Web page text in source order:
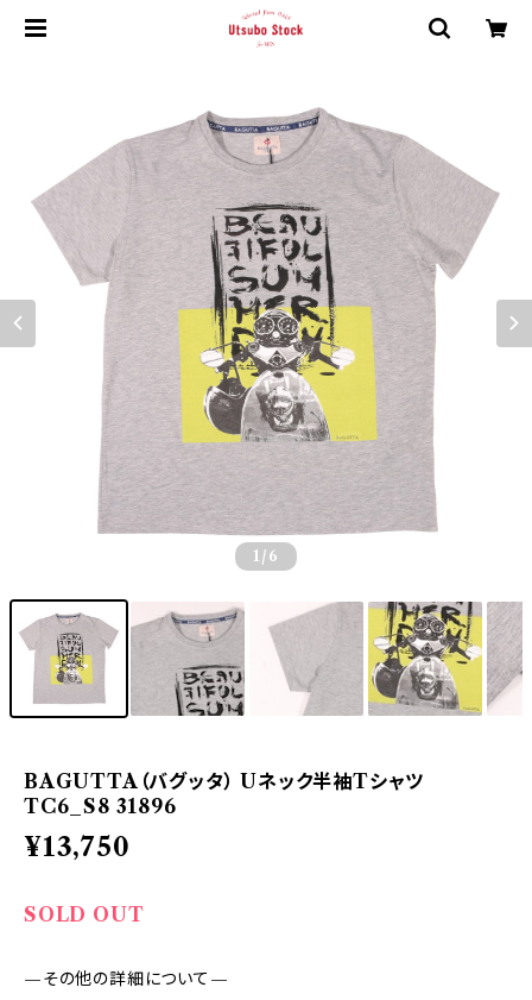
1 /6
BAGUTTA（バグッタ） Uネック半袖Tシャツ
TC6_S8 31896
¥13,750
SOLD OUT
—その他の詳細について—